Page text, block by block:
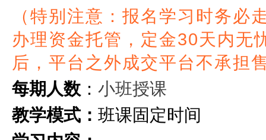
（特别注意：报名学习时务必
办理资金托管，定金30天内无
后，平台之外成交平台不承担
每期人数 ： 小班授课
教学模式： 班课固定时间